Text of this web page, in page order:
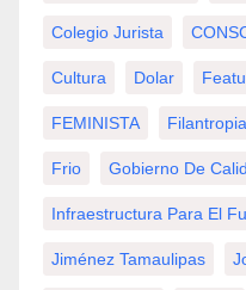
Colegio Jurista
Cultura Dolar
FEMINISTA Filantropia
Frio Gobierno De
Infraestructura Para El
Jiménez Tamaulipas